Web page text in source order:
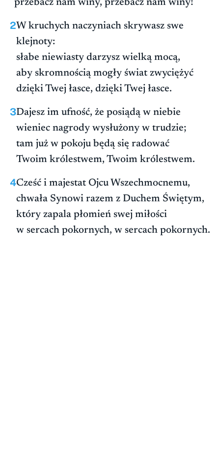
przebacz nam winy, przebacz nam winy!
2W kruchych naczyniach skrywasz swe
klejnoty:
słabe niewiasty darzysz wielką mocą,
aby skromnością mogły świat zwyciężyć
dzięki Twej łasce, dzięki Twej łasce.
3Dajesz im ufność, że posiądą w niebie
wieniec nagrody wysłużony w trudzie;
tam już w pokoju będą się radować
Twoim królestwem, Twoim królestwem.
4Cześć i majestat Ojcu Wszechmocnemu,
chwała Synowi razem z Duchem Świętym,
który zapala płomień swej miłości
w sercach pokornych, w sercach pokornych.